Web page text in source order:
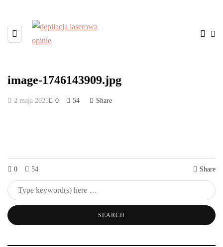
image-1746143909.jpg
2 maja 2025 0 54 Share
0 54 Share